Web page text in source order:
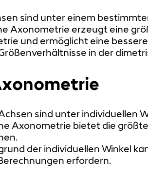
sind unter einem
Axonometrie erzeugt eine
und ermöglicht eine
in der
sind unter individuellen
Axonometrie bietet die
der individuellen Winkel
erfordern.